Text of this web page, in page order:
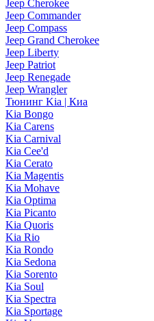
Jeep Cherokee
Jeep Commander
Jeep Compass
Jeep Grand Cherokee
Jeep Liberty
Jeep Patriot
Jeep Renegade
Jeep Wrangler
Тюнинг Kia | Киа
Kia Bongo
Kia Carens
Kia Carnival
Kia Cee'd
Kia Cerato
Kia Magentis
Kia Mohave
Kia Optima
Kia Picanto
Kia Quoris
Kia Rio
Kia Rondo
Kia Sedona
Kia Sorento
Kia Soul
Kia Spectra
Kia Sportage